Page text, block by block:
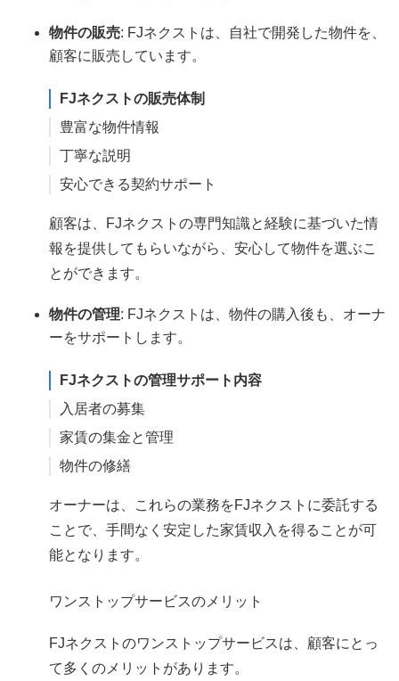
物件の販売: FJネクストは、自社で開発した物件を、
顧客に販売しています。
FJネクストの販売体制
豊富な物件情報
丁寧な説明
安心できる契約サポート
顧客は、FJネクストの専門知識と経験に基づいた情
報を提供してもらいながら、安心して物件を選ぶこ
とができます。
物件の管理: FJネクストは、物件の購入後も、オーナ
ーをサポートします。
FJネクストの管理サポート内容
入居者の募集
家賃の集金と管理
物件の修繕
オーナーは、これらの業務をFJネクストに委託する
ことで、手間なく安定した家賃収入を得ることが可
能となります。
ワンストップサービスのメリット
FJネクストのワンストップサービスは、顧客にとっ
て多くのメリットがあります。